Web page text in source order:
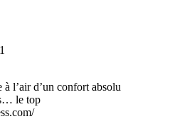
à l’air d’un confort absolu
le top